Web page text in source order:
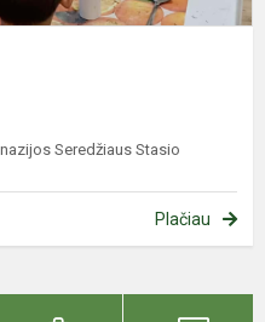
Seredžiaus Stasio
Plačiau